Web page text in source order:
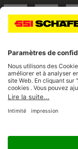
SSI facebook
SSI
Navigate to home